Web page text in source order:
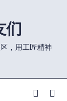
们
，用工匠精神